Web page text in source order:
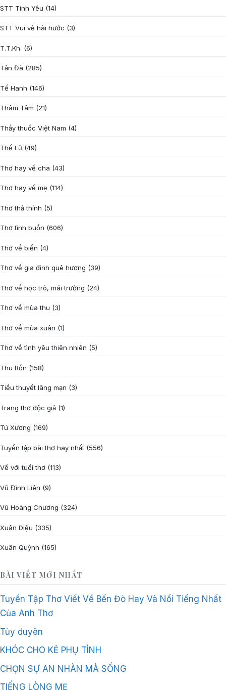
STT Tình Yêu (14)
STT Vui vẻ hài hước (3)
T.T.Kh. (6)
Tản Đà (285)
Tế Hanh (146)
Thâm Tâm (21)
Thầy thuốc Việt Nam (4)
Thế Lữ (49)
Thơ hay về cha (43)
Thơ hay về mẹ (114)
Thơ thả thính (5)
Thơ tình buồn (606)
Thơ về biển (4)
Thơ về gia đình quê hương (39)
Thơ về học trò, mái trường (24)
Thơ về mùa thu (3)
Thơ về mùa xuân (1)
Thơ về tình yêu thiên nhiên (5)
Thu Bồn (158)
Tiểu thuyết lãng mạn (3)
Trang thơ độc giả (1)
Tú Xương (169)
Tuyển tập bài thơ hay nhất (556)
Về với tuổi thơ (113)
Vũ Đình Liên (9)
Vũ Hoàng Chương (324)
Xuân Diệu (335)
Xuân Quỳnh (165)
BÀI VIẾT MỚI NHẤT
Tuyển Tập Thơ Viết Về Bến Đò Hay Và Nổi Tiếng Nhất
Của Anh Thơ
Tùy duyên
KHÓC CHO KẺ PHỤ TÌNH
CHỌN SỰ AN NHÀN MÀ SỐNG
TIẾNG LÒNG MẸ